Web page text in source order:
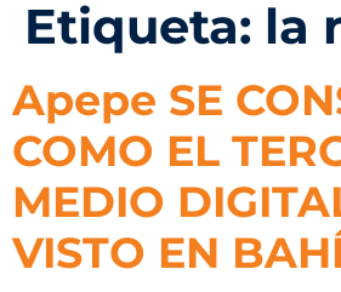
Etiqueta: la
Apepe SE
COMO EL
MEDIO
VISTO EN